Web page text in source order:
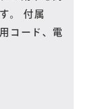
。 付属
コード、電